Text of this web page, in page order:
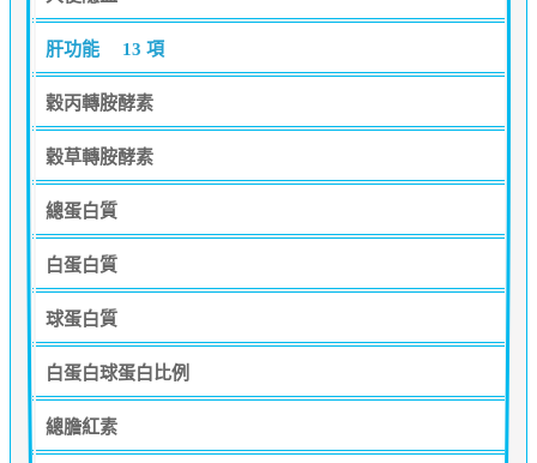
肝功能 13 項
穀丙轉胺酵素
穀草轉胺酵素
總蛋白質
白蛋白質
球蛋白質
白蛋白球蛋白比例
總膽紅素